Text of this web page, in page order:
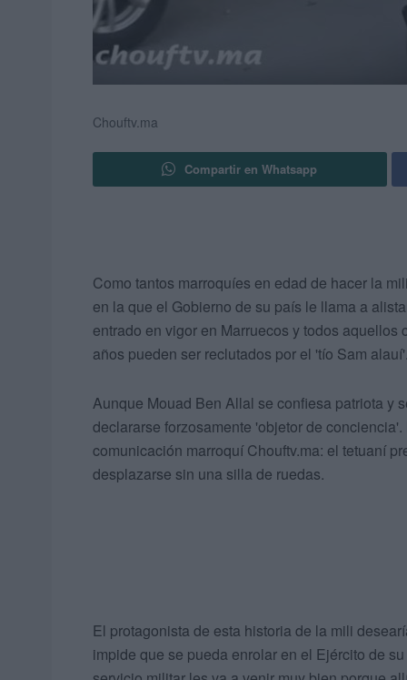
Chouftv.ma
Compartir en Whatsapp
Como tantos marroquíes en edad de hacer la
en la que el Gobierno de su país le llama a
entrado en vigor en Marruecos y todos
años pueden ser reclutados por el 'tío Sam alauí'.
Aunque Mouad Ben Allal se confiesa patriota y
declararse forzosamente 'objetor de
comunicación marroquí Chouftv.ma: el tetuaní
desplazarse sin una silla de ruedas.
El protagonista de esta historia de la mili
impide que se pueda enrolar en el Ejército de